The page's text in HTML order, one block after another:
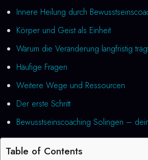
Innere Heilung durch
Körper und Geist als Einheit
Warum die Veränderung langfristig
Häufige Fragen
Weitere Wege und Ressourcen
Der erste Schritt
Bewusstseinscoaching Solingen –
Table of Contents